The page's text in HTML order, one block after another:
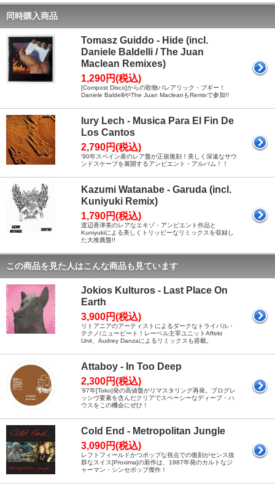
同時購入商品
Tomasz Guiddo - Hide (incl.
Daniele Baldelli / The Juan
Maclean Remixes)
1,290円(税込)
[Compost Disco]からの歌物バレアリック・ブギー！
Daniele BaldelliやThe Juan MacleanもRemixで参加!!
Iury Lech - Musica Para El Fin De
Los Cantos
2,790円(税込)
'90年スペイン産のレア盤が正規復刻！美しく深遠なサウ
ンドスケープを展開するアンビエント・アルバム！！
Kazumi Watanabe - Garuda (incl.
Kuniyuki Remix)
1,790円(税込)
渡辺香津美のレアなエキゾ・アンビエント作品と
Kuniyukiによる美しくトリッピーなリミックスを収録し
た大推薦盤!!
この商品を見た人はこんな商品も見ています
Jokios Kulturos - Last Place On
Earth
3,900円(税込)
リトアニアのアーティストによるダークなトライバル・
テクノ/ニュービート！レーベル主宰ユニットAffekt
Unit、Audrey Danzaによるリミックスも搭載。
Attaboy - In Too Deep
2,300円(税込)
'97年[Toko]発の高値盤がリマスタリング再発。プログレ
ッシヴ要素を含んだクリアでスペーシーなディープ・ハ
ウスをこの機会にぜひ！
Cold End - Metropolitan Jungle
3,090円(税込)
レフトフィールドかつポップな視点での復刻がセンス抜
群なスイス[Proxima]の新作は、1987年発のカルトなジ
ャーマン・シンセポップ傑作！